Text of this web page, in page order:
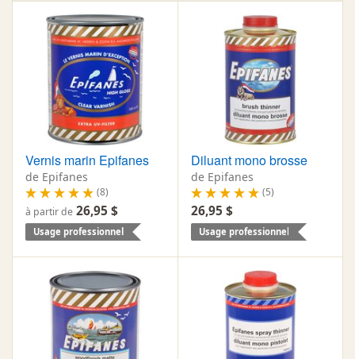
Vernis marin Epifanes
de Epifanes
(8)
à partir de 26,95 $
Usage professionnel
Diluant mono brosse
de Epifanes
(5)
26,95 $
Usage professionnel